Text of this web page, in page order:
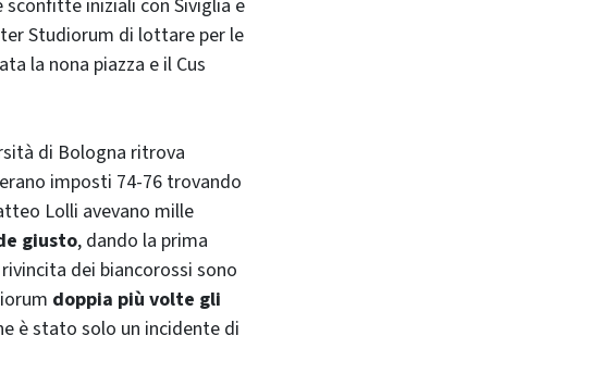
sconfitte iniziali con Siviglia e
Studiorum di lottare per le
la nona piazza e il Cus
di Bologna ritrova
imposti 74-76 trovando
Lolli avevano mille
giusto, dando la prima
dei biancorossi sono
doppia più volte gli
è stato solo un incidente di